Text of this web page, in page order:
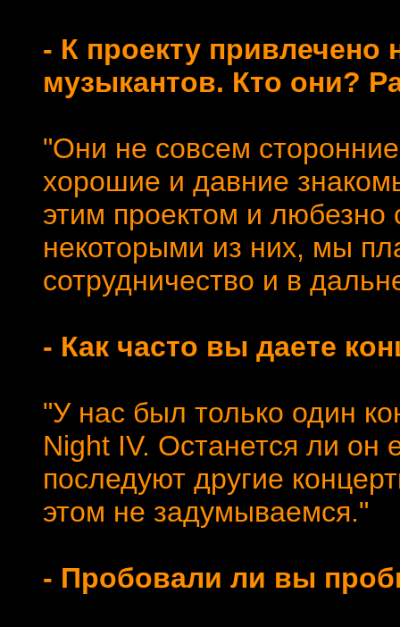
- К проекту привлечено
музыкантов. Кто они?
"Они не совсем
хорошие и давние
этим проектом и
некоторыми из них, мы
сотрудничество и в
- Как часто вы даете
"У нас был только один
Night IV. Останется ли
последуют другие
этом не задумываемся."
- Пробовали ли вы